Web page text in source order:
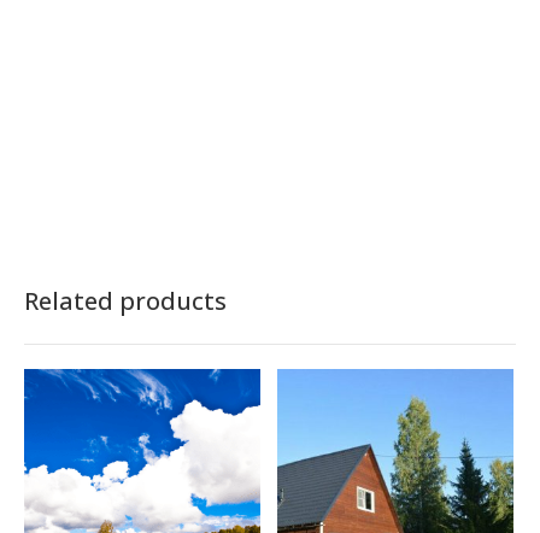
Related products